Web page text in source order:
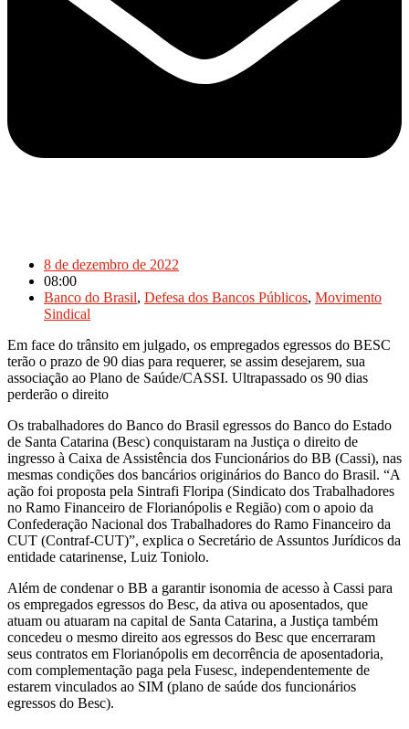
8 de dezembro de 2022
08:00
Banco do Brasil, Defesa dos Bancos Públicos, Movimento
Sindical
Em face do trânsito em julgado, os empregados egressos do BESC
terão o prazo de 90 dias para requerer, se assim desejarem, sua
associação ao Plano de Saúde/CASSI. Ultrapassado os 90 dias
perderão o direito
Os trabalhadores do Banco do Brasil egressos do Banco do Estado
de Santa Catarina (Besc) conquistaram na Justiça o direito de
ingresso à Caixa de Assistência dos Funcionários do BB (Cassi), nas
mesmas condições dos bancários originários do Banco do Brasil. “A
ação foi proposta pela Sintrafi Floripa (Sindicato dos Trabalhadores
no Ramo Financeiro de Florianópolis e Região) com o apoio da
Confederação Nacional dos Trabalhadores do Ramo Financeiro da
CUT (Contraf-CUT)”, explica o Secretário de Assuntos Jurídicos da
entidade catarinense, Luiz Toniolo.
Além de condenar o BB a garantir isonomia de acesso à Cassi para
os empregados egressos do Besc, da ativa ou aposentados, que
atuam ou atuaram na capital de Santa Catarina, a Justiça também
concedeu o mesmo direito aos egressos do Besc que encerraram
seus contratos em Florianópolis em decorrência de aposentadoria,
com complementação paga pela Fusesc, independentemente de
estarem vinculados ao SIM (plano de saúde dos funcionários
egressos do Besc).